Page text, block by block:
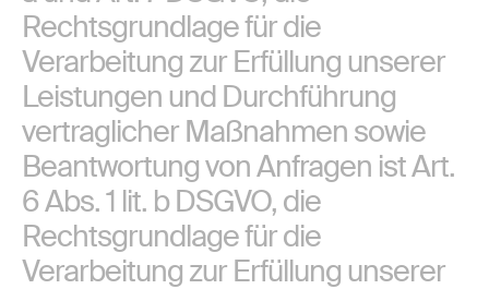
Rechtsgrundlage für die
Verarbeitung zur Erfüllung unserer
Leistungen und Durchführung
vertraglicher Maßnahmen sowie
Beantwortung von Anfragen ist Art.
6 Abs. 1 lit. b DSGVO, die
Rechtsgrundlage für die
Verarbeitung zur Erfüllung unserer